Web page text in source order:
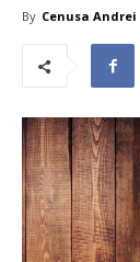
By Cenusa Andrei